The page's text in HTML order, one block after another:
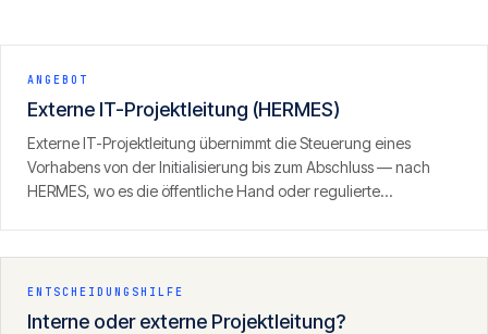
ANGEBOT
Externe IT-Projektleitung (HERMES)
Externe IT-Projektleitung übernimmt die Steuerung eines
Vorhabens von der Initialisierung bis zum Abschluss — nach
HERMES, wo es die öffentliche Hand oder regulierte
Stelle intern besetzen zu müssen.
ENTSCHEIDUNGSHILFE
Interne oder externe Projektleitung?